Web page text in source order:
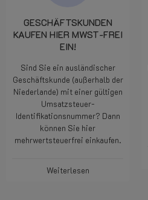
GESCHÄFTSKUNDEN
KAUFEN HIER MWST-FREI
EIN!
Sind Sie ein ausländischer
Geschäftskunde (außerhalb der
Niederlande) mit einer gültigen
Umsatzsteuer-
Identifikationsnummer? Dann
können Sie hier
mehrwertsteuerfrei einkaufen.
Weiterlesen